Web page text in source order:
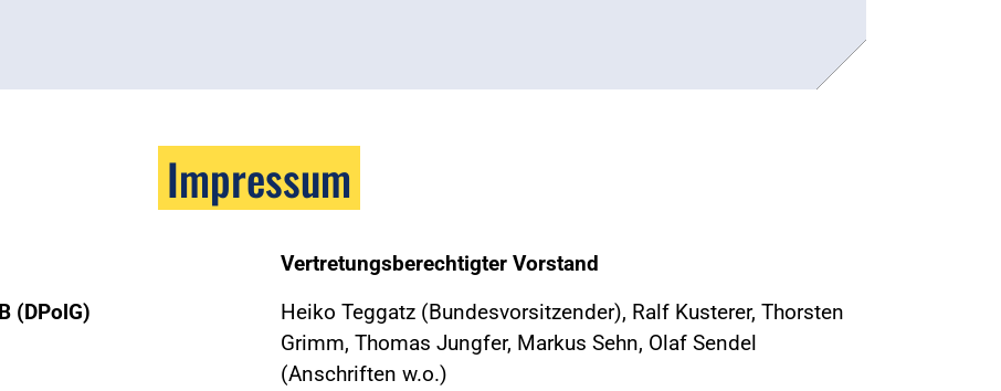
Impressum
(DPolG)
Vertretungsberechtigter Vorstand
Heiko Teggatz (Bundesvorsitzender), Ralf Kusterer, Thorsten
Grimm, Thomas Jungfer, Markus Sehn, Olaf Sendel
(Anschriften w.o.)